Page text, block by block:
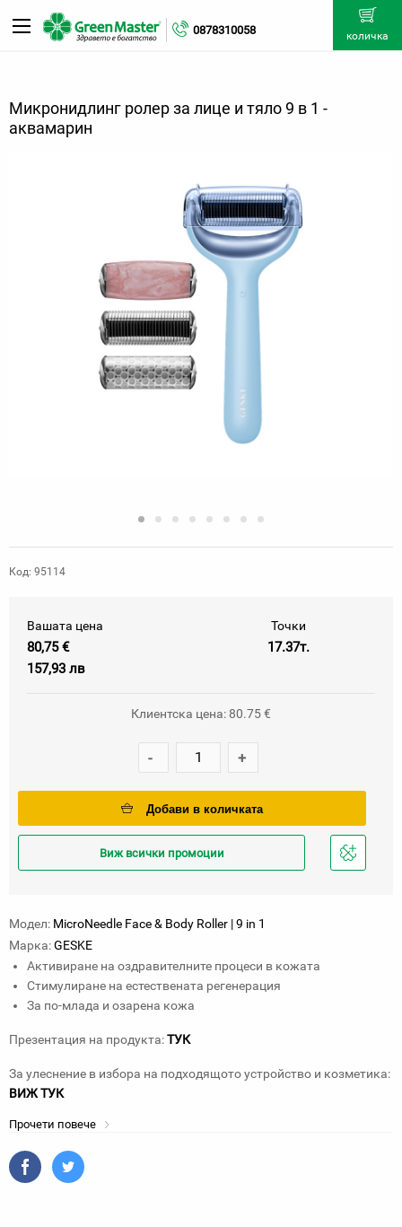
0878310058 количка
Микронидлинг ролер за лице и тяло 9 в 1 -
аквамарин
Код: 95114
Вашата цена
80,75 €
157,93 лв
Точки
17.37т.
Клиентска цена: 80.75 €
- +
Добави в количката
Виж всички промоции
Добави
Модел: MicroNeedle Face & Body Roller | 9 in 1
Марка:GESKE
Активиране на оздравителните процеси в кожата
Стимулиране на естествената регенерация
За по-млада и озарена кожа
Презентация на продукта:ТУК
За улеснение в избора на подходящото устройство и козметика:
ВИЖ ТУК
Прочети повече